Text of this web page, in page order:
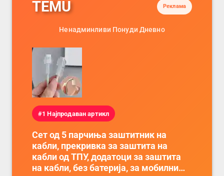
TEMU Реклама
Ненадминливи Понуди Дневно
#1 Најпродаван артикл
Сет од 5 парчиња заштитник на
кабли, прекривка за заштита на
кабли од ТПУ, додатоци за заштита
на кабли, без батерија, за мобилни